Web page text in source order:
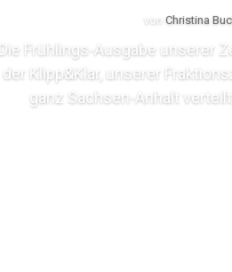
von Christina
Die Frühlings-Ausgabe unserer
der Klipp&Klar, unserer
ganz Sachsen-Anhalt